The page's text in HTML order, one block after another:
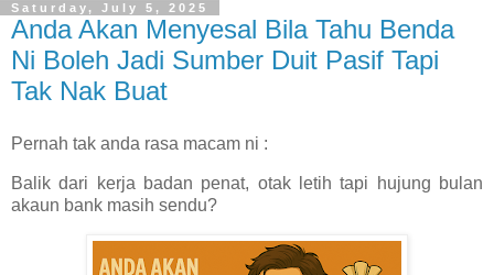
Saturday, July 5, 2025
Anda Akan Menyesal Bila Tahu Benda
Ni Boleh Jadi Sumber Duit Pasif Tapi
Tak Nak Buat
Pernah tak anda rasa macam ni :
Balik dari kerja badan penat, otak letih tapi hujung bulan
akaun bank masih sendu?